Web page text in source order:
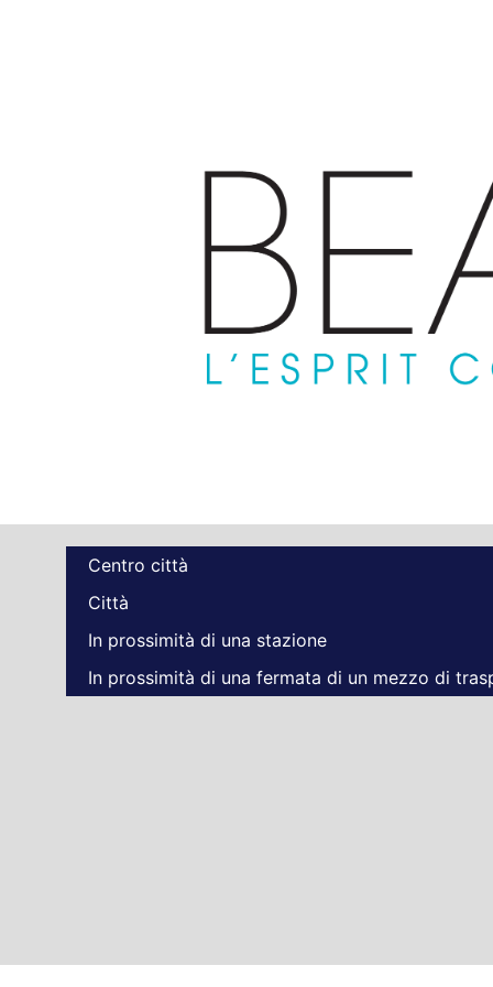
Centro città
Città
In prossimità di una stazione
In prossimità di una fermata di un mezzo di